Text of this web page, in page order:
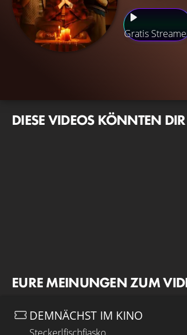
Gratis
DIESE VIDEOS KÖNNTEN
EURE MEINUNGEN ZUM
DEMNÄCHST IM KINO